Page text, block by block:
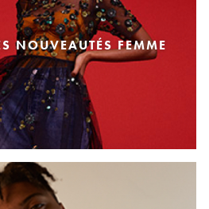
NOUVEAUTÉS FEMME